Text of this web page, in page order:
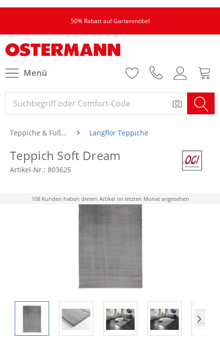
50% Rabatt auf Gartenmöbel
Menü
Teppiche & Fußmatten Langflor Teppiche
Teppich Soft Dream
Artikel-Nr.: 803625
108 Kunden haben diesen Artikel im letzten Monat angesehen